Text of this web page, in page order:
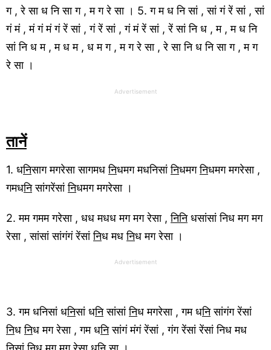
ग , रे सा ध नि सा ग , म ग रे सा । 5. ग म ध नि सां , सां गं रें सां , सां
गं मं , मं गं मं गं रें सां , गं रें सां , गं मं रें सां , रें सां नि ध , म , म ध नि
सां नि ध म , म ध म , ध म ग , म ग रे सा , रे सा नि ध नि सा ग , म ग
रे सा ।
Advertisement
तानें
1. धनिसाग मगरेसा सागमधनिधमग मधनिसांनिधमगनिधमग मगरेसा ,
गमधनिसांगरेंसांनिधमग मगरेसा ।
2. मम गमम गरेसा , धध मधध मग मग रेसा ,निनिधसांसां निध मग मग
रेसा , सांसां सांगंगं रेंसांनिध मधनिध मग रेसा ।
Advertisement
3. गम धनिसां धनिसां धनिसांसांनिध मगरेसा , गम धनिसांगंग रेंसां
निधनिध मग रेसा , गम धनिसांगं मंगं रेंसां , गंग रेंसां रेंसां निध मध